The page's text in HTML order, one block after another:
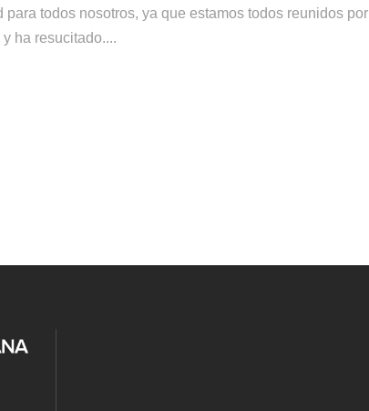
todos nosotros, ya que estamos todos reunidos por
ha resucitado....